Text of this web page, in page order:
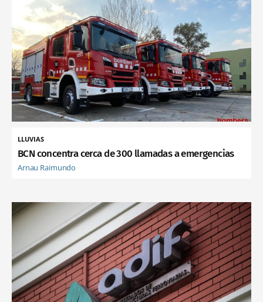
LLUVIAS
BCN concentra cerca de 300 llamadas a emergencias
Arnau Raimundo